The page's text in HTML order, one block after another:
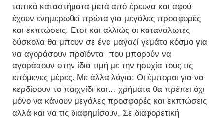
τοπικά καταστήματα μετά από έρευνα και αφού
έχουν ενημερωθεί πρώτα για μεγάλες προσφορές
και εκπτώσεις. Ετσι και αλλιώς οι καταναλωτές
δύσκολα θα μπουν σε ένα μαγαζί γεμάτο κόσμο για
να αγοράσουν προϊόντα που μπορούν να
αγοράσουν στην ίδια τιμή με την ησυχία τους τις
επόμενες μέρες. Με άλλα λόγια: Οι έμποροι για να
κερδίσουν το παιχνίδι και… χρήματα θα πρέπει όχι
μόνο να κάνουν μεγάλες προσφορές και εκπτώσεις
αλλά και να τις διαφημίσουν. Σε διαφορετική